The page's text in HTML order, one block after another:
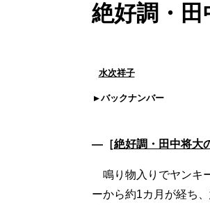
絶好調・田
水次祥子
バックナンバー
―［絶好調・田中将大
鳴り物入りでヤンキ
ーから約1カ月が経ち